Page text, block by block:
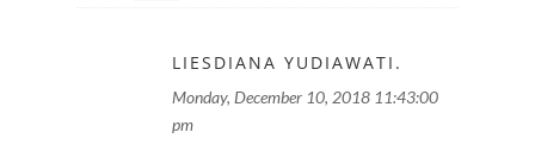
LIESDIANA YUDIAWATI.
Monday, December 10, 2018 11:43:00
pm